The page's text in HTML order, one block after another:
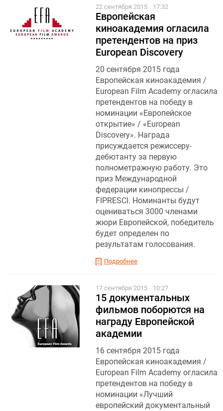
22 сентября 2015 17:32
Европейская
киноакадемия огласила
претендентов на приз
European Discovery
20 сентября 2015 года
Европейская киноакадемия /
European Film Academy огласила
претендентов на победу в
номинации «Европейское
открытие» / «European
Discovery». Награда
присуждается режиссеру-
дебютанту за первую
полнометражную работу. Это
приз Международной
федерации кинопрессы /
FIPRESCI. Номинанты будут
оцениваться 3000 членами
жюри Европейской, победитель
будет определен по
результатам голосования.
Подробнее
17 сентября 2015 10:27
15 документальных
фильмов поборются на
награду Европейской
академии
16 сентября 2015 года
Европейская киноакадемия /
European Film Academy огласила
претендентов на победу в
номинации «Лучший
европейский документальный